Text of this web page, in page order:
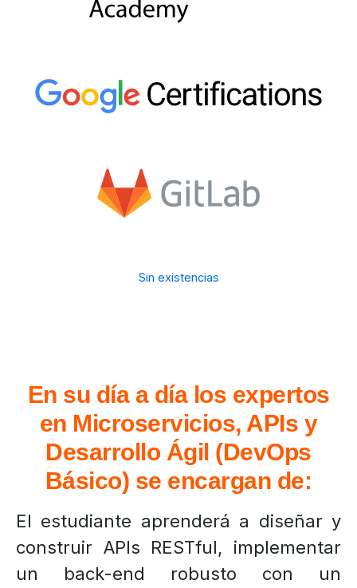
Sin existencias
En su día a día los expertos
en Microservicios, APIs y
Desarrollo Ágil (DevOps
Básico) se encargan de:
El estudiante aprenderá a diseñar y
construir APIs RESTful, implementar
un back-end robusto con un